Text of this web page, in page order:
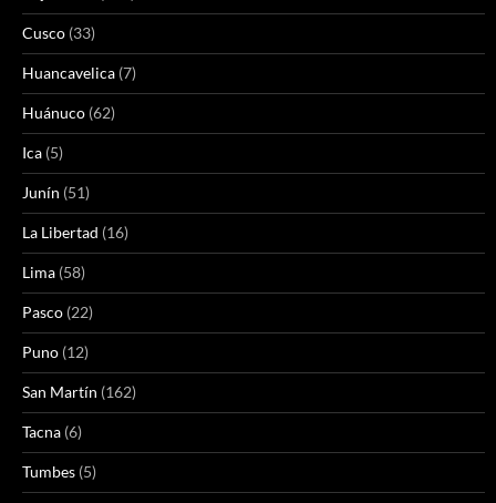
Cusco (33)
Huancavelica (7)
Huánuco (62)
Ica (5)
Junín (51)
La Libertad (16)
Lima (58)
Pasco (22)
Puno (12)
San Martín (162)
Tacna (6)
Tumbes (5)